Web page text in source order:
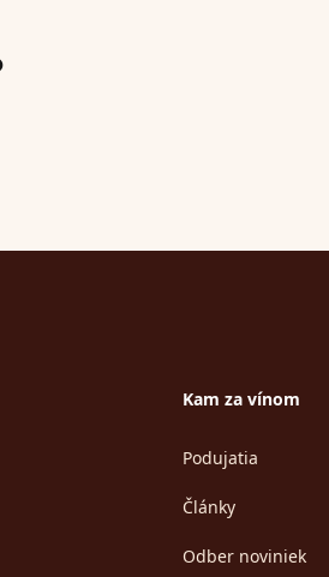
Kam za vínom
Podujatia
Články
Odber noviniek